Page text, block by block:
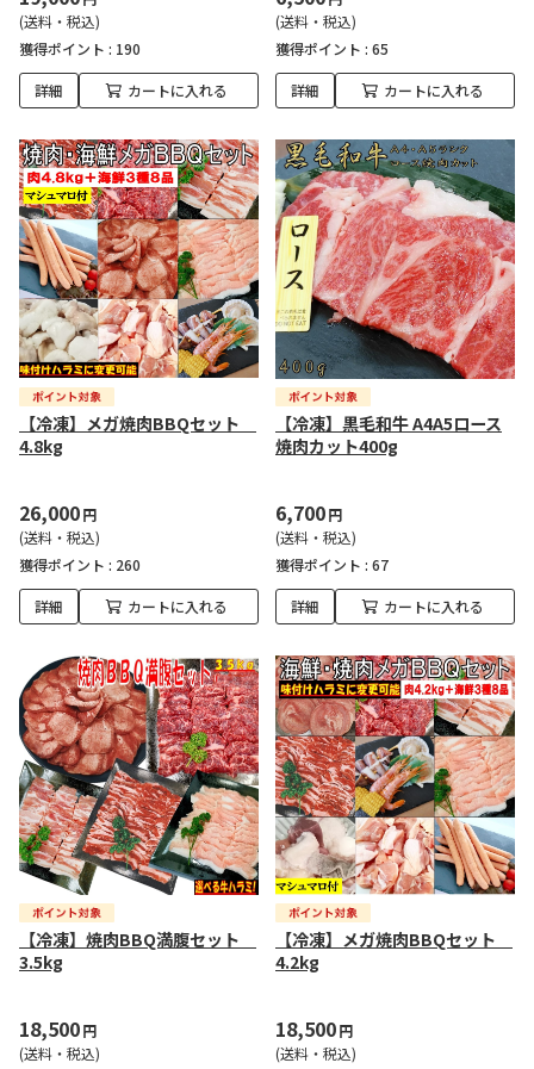
(送料・税込)
獲得ポイント : 190
詳細 カートに入れる
(送料・税込)
獲得ポイント : 65
詳細 カートに入れる
【冷凍】メガ焼肉BBQセット
4.8kg
26,000円
(送料・税込)
獲得ポイント : 260
詳細 カートに入れる
【冷凍】黒毛和牛 A4A5ロース
焼肉カット400g
6,700円
(送料・税込)
獲得ポイント : 67
詳細 カートに入れる
【冷凍】焼肉BBQ満腹セット
3.5kg
18,500円
(送料・税込)
【冷凍】メガ焼肉BBQセット
4.2kg
18,500円
(送料・税込)